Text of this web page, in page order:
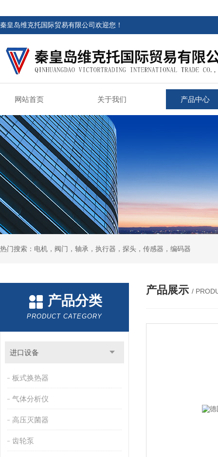
秦皇岛维克托国际贸易有限公司欢迎您！
网站首页 关于我们 产品中心
热门搜索：电机，阀门，轴承，执行器，探头，传感器，编码器
产品分类
PRODUCT CATEGORY
进口设备
板式换热器
气体分析仪
高压灭菌器
齿轮泵
产品展示 /